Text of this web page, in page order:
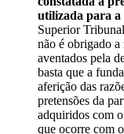
utilizada para a
Superior
não é obrigado a
aventados pela
basta que a
aferição das
pretensões da
adquiridos com
que ocorre com